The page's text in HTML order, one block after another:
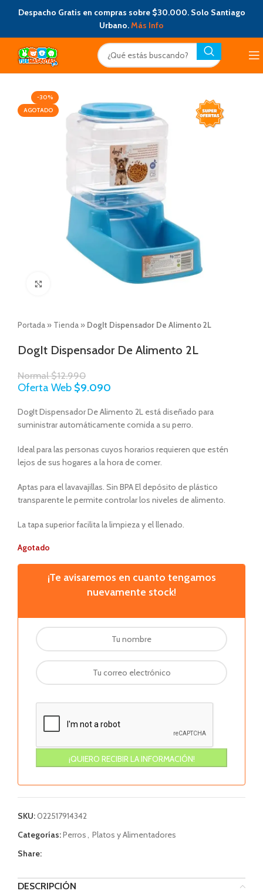
Despacho Gratis en compras sobre $30.000. Solo Santiago
Urbano.Más Info
-30%
AGOTADO
Portada » Tienda » DogIt Dispensador De Alimento 2L
DogIt Dispensador De Alimento 2L
Normal$12.990
Oferta Web $9.090
DogIt Dispensador De Alimento 2L está diseñado para
suministrar automáticamente comida a su perro.
Ideal para las personas cuyos horarios requieren que estén
lejos de sus hogares a la hora de comer.
Aptas para el lavavajillas. Sin BPA El depósito de plástico
transparente le permite controlar los niveles de alimento.
La tapa superior facilita la limpieza y el llenado.
Agotado
¡Te avisaremos en cuanto tengamos
nuevamente stock!
SKU:022517914342
Categorías:Perros, Platos y Alimentadores
Share:
DESCRIPCIÓN